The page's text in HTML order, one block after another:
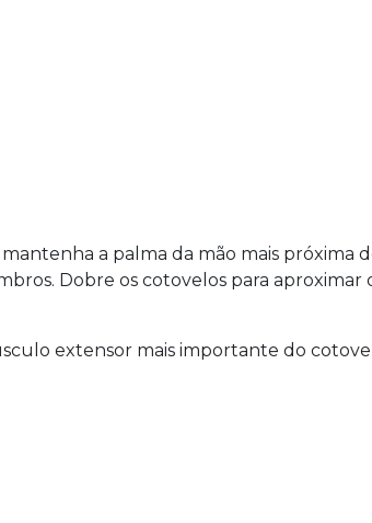
a palma da mão mais próxima
Dobre os cotovelos para aproximar
extensor mais importante do